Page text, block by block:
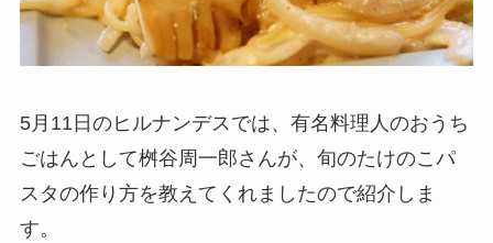
5月11日のヒルナンデスでは、有名料理人のおうち
ごはんとして桝谷周一郎さんが、旬のたけのこパ
スタの作り方を教えてくれましたので紹介しま
す。